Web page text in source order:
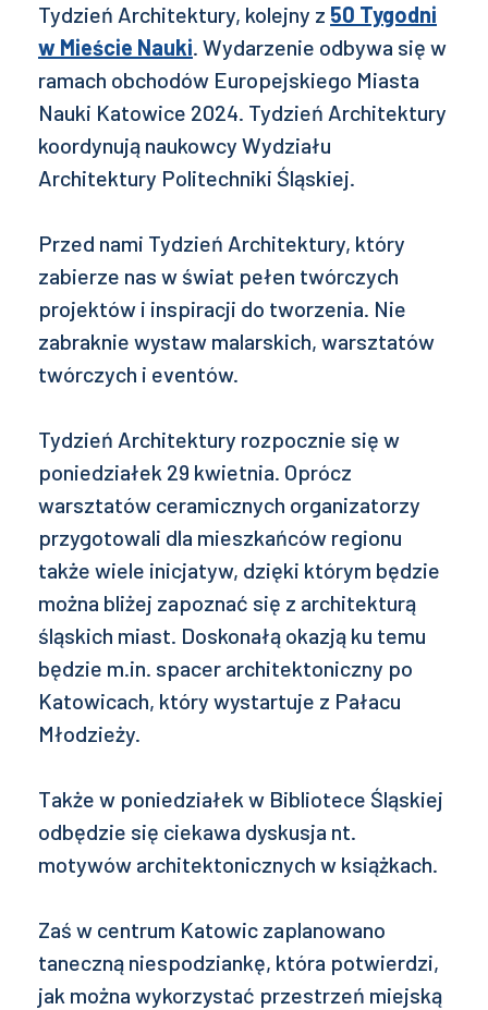
Tydzień Architektury, kolejny z 50 Tygodni
w Mieście Nauki. Wydarzenie odbywa się w
ramach obchodów Europejskiego Miasta
Nauki Katowice 2024. Tydzień Architektury
koordynują naukowcy Wydziału
Architektury Politechniki Śląskiej.
Przed nami Tydzień Architektury, który
zabierze nas w świat pełen twórczych
projektów i inspiracji do tworzenia. Nie
zabraknie wystaw malarskich, warsztatów
twórczych i eventów.
Tydzień Architektury rozpocznie się w
poniedziałek 29 kwietnia. Oprócz
warsztatów ceramicznych organizatorzy
przygotowali dla mieszkańców regionu
także wiele inicjatyw, dzięki którym będzie
można bliżej zapoznać się z architekturą
śląskich miast. Doskonałą okazją ku temu
będzie m.in. spacer architektoniczny po
Katowicach, który wystartuje z Pałacu
Młodzieży.
Także w poniedziałek w Bibliotece Śląskiej
odbędzie się ciekawa dyskusja nt.
motywów architektonicznych w książkach.
Zaś w centrum Katowic zaplanowano
taneczną niespodziankę, która potwierdzi,
jak można wykorzystać przestrzeń miejską